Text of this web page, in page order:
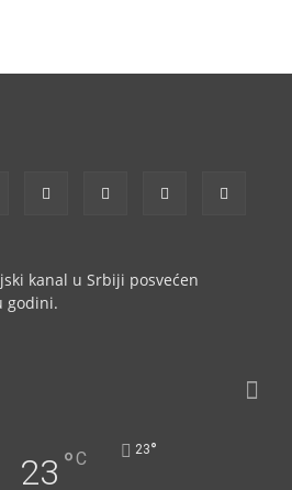
kanal u Srbiji posvećen
godini.
23 °C 23°